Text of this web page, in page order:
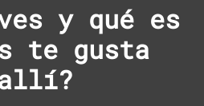
y qué es
te gusta